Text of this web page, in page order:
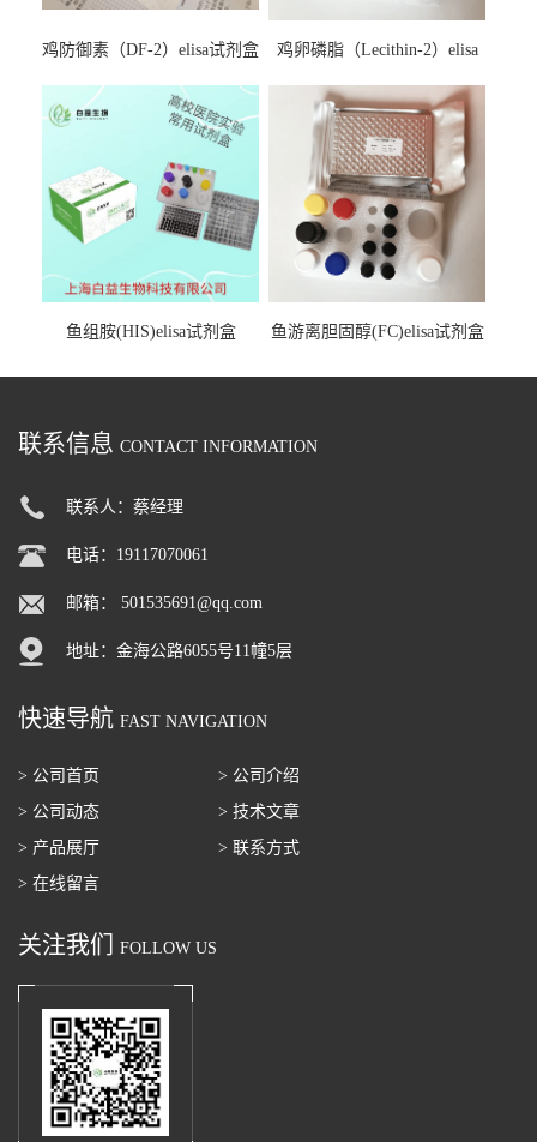
鸡防御素（DF-2）elisa试剂盒
鸡卵磷脂（Lecithin-2）elisa
鱼组胺(HIS)elisa试剂盒 鱼游离胆固醇(FC)elisa试剂盒
联系信息 CONTACT INFORMATION
联系人：蔡经理
电话：19117070061
邮箱： 501535691@qq.com
地址：金海公路6055号11幢5层
快速导航 FAST NAVIGATION
> 公司首页
> 公司介绍
> 公司动态
> 技术文章
> 产品展厅
> 联系方式
> 在线留言
关注我们 FOLLOW US